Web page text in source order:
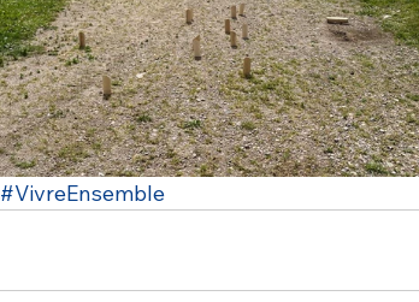
#VivreEnsemble